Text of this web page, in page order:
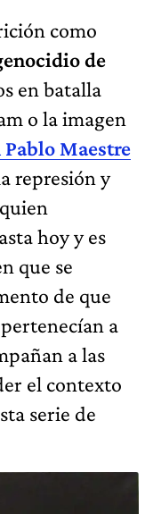
como
de
en batalla
o la imagen
Pablo Maestre
represión y
hoy y es
que se
de que
a
a las
el contexto
serie de